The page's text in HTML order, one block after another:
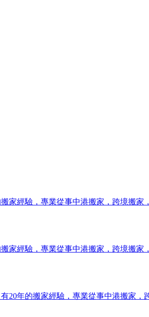
家經驗，專業從事中港搬家，跨境搬
家經驗，專業從事中港搬家，跨境搬
20年的搬家經驗，專業從事中港搬家